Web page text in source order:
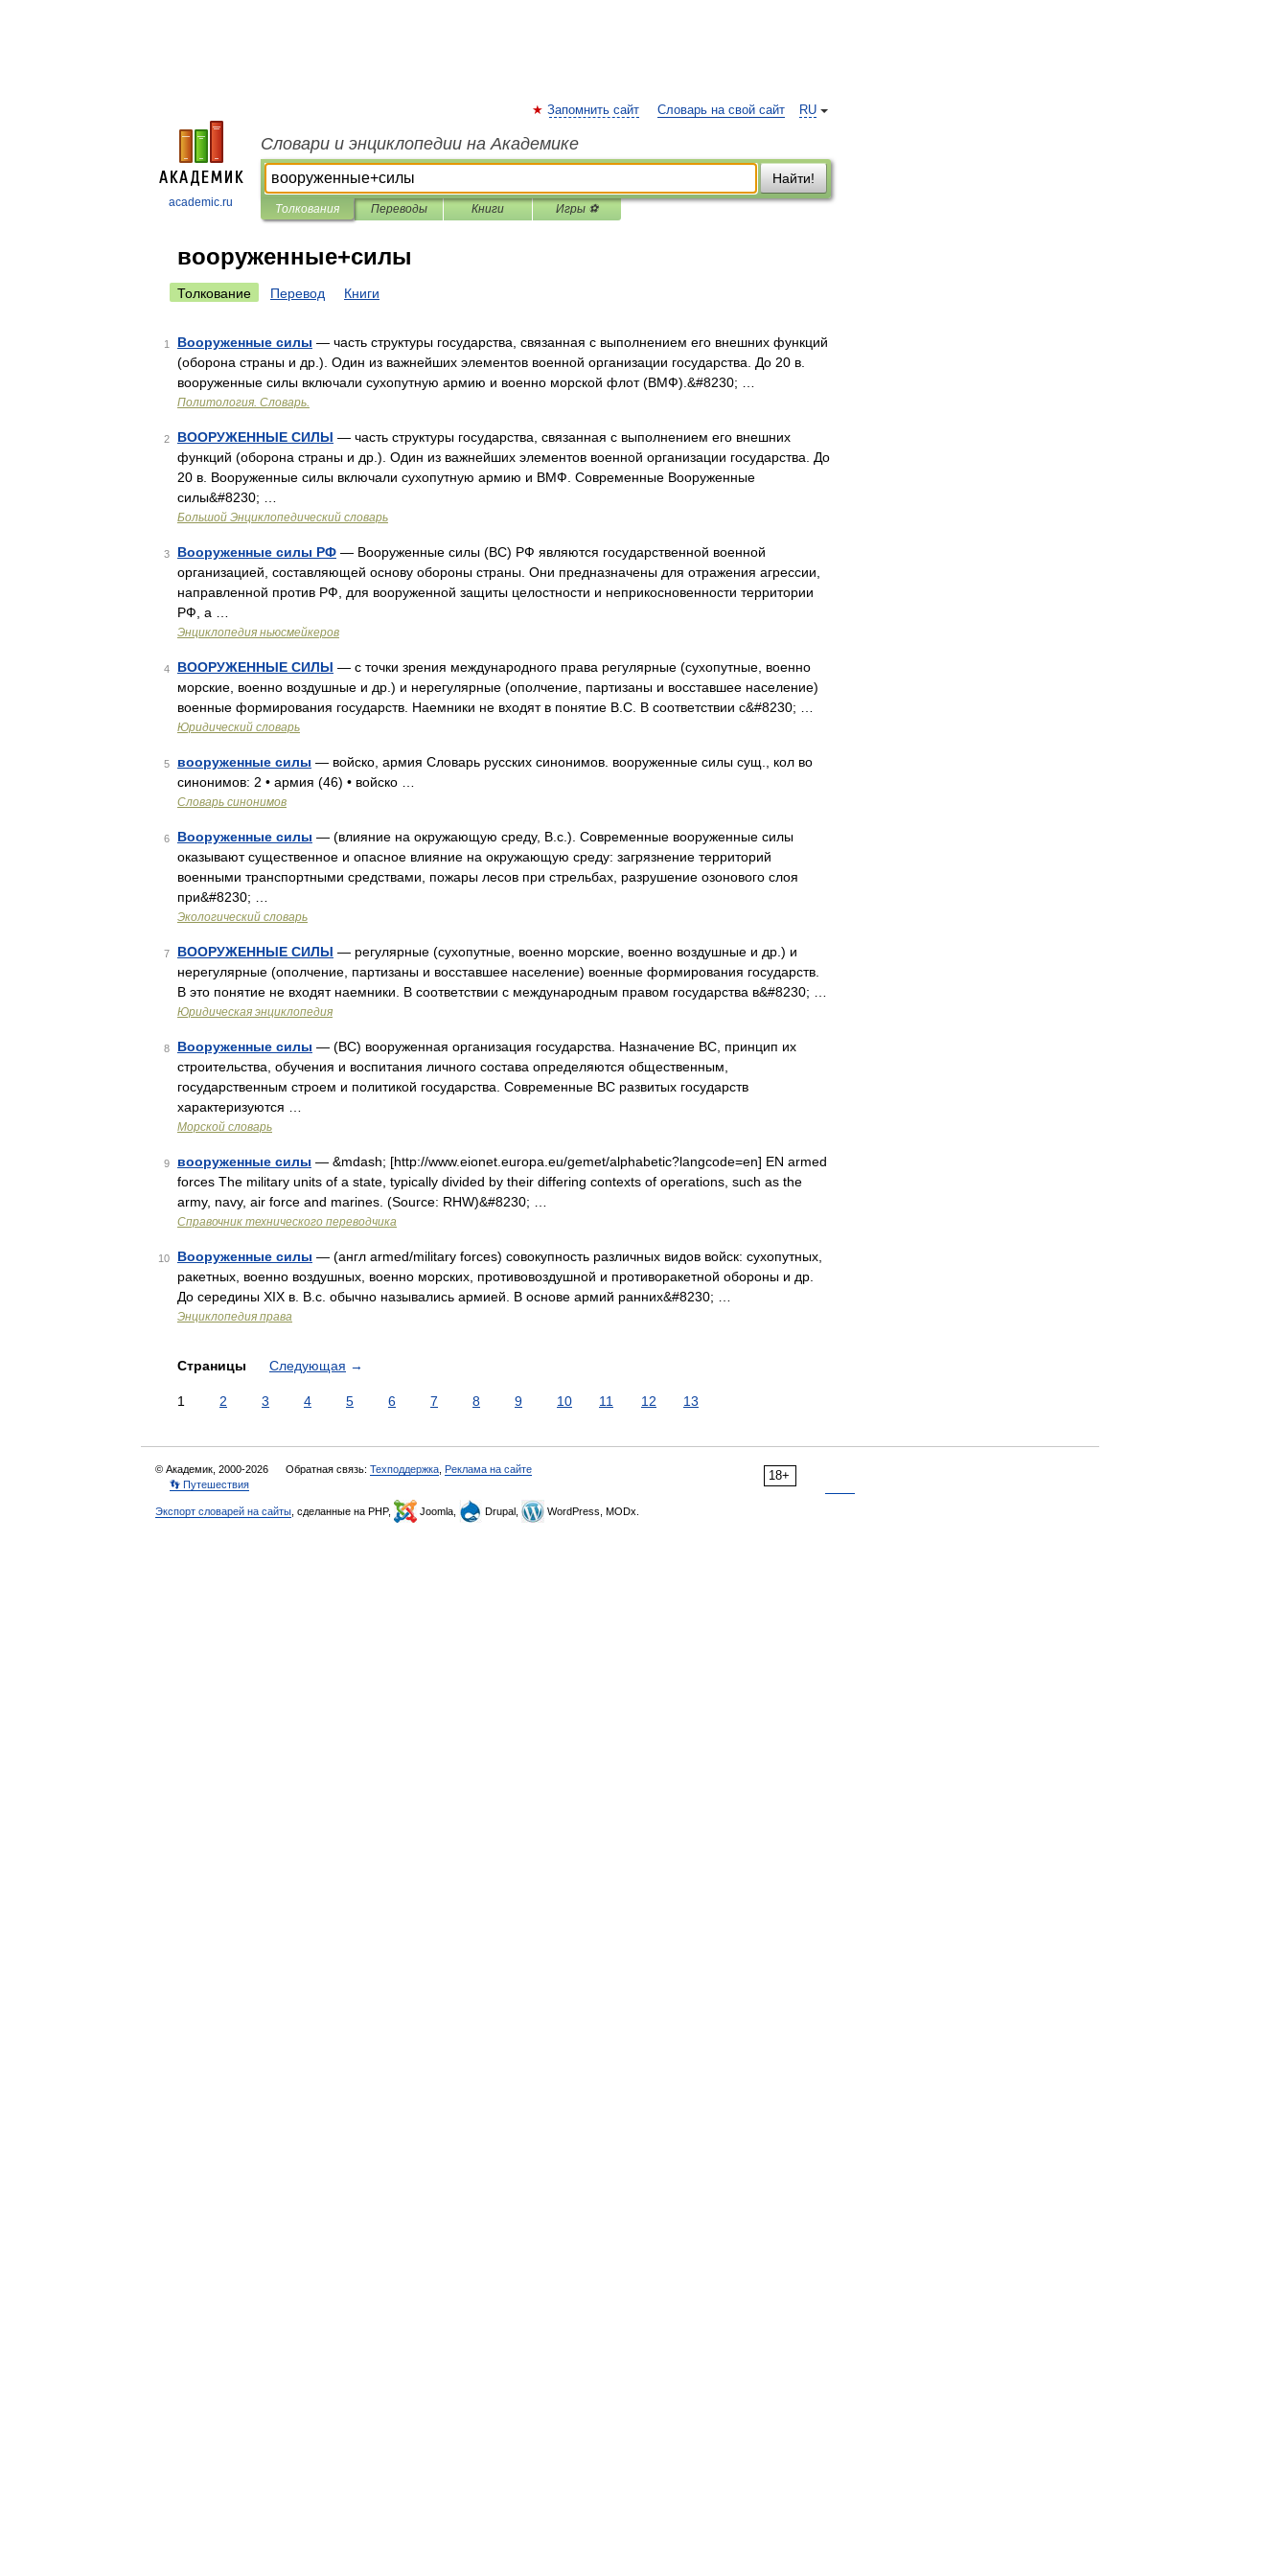
academic.ru
RU
Запомнить сайт Словарь на свой сайт
Словари и энциклопедии на Академике
Найти!
Толкования Переводы Книги Игры ⚽
вооруженные+силы
Толкование Перевод Книги
1 Вооруженные силы — часть структуры государства, связанная с выполнением его внешних функций
(оборона страны и др.). Один из важнейших элементов военной организации государства. До 20 в.
вооруженные силы включали сухопутную армию и военно морской флот (ВМФ).&#8230; …
Политология. Словарь.
2 ВООРУЖЕННЫЕ СИЛЫ — часть структуры государства, связанная с выполнением его внешних
функций (оборона страны и др.). Один из важнейших элементов военной организации государства. До
20 в. Вооруженные силы включали сухопутную армию и ВМФ. Современные Вооруженные
силы&#8230; …
Большой Энциклопедический словарь
3 Вооруженные силы РФ — Вооруженные силы (ВС) РФ являются государственной военной
организацией, составляющей основу обороны страны. Они предназначены для отражения агрессии,
направленной против РФ, для вооруженной защиты целостности и неприкосновенности территории
РФ, а …
Энциклопедия ньюсмейкеров
4 ВООРУЖЕННЫЕ СИЛЫ — с точки зрения международного права регулярные (сухопутные, военно
морские, военно воздушные и др.) и нерегулярные (ополчение, партизаны и восставшее население)
военные формирования государств. Наемники не входят в понятие B.C. В соответствии с&#8230; …
Юридический словарь
5 вооруженные силы — войско, армия Словарь русских синонимов. вооруженные силы сущ., кол во
синонимов: 2 • армия (46) • войско …
Словарь синонимов
6 Вооруженные силы — (влияние на окружающую среду, В.с.). Современные вооруженные силы
оказывают существенное и опасное влияние на окружающую среду: загрязнение территорий
военными транспортными средствами, пожары лесов при стрельбах, разрушение озонового слоя
при&#8230; …
Экологический словарь
7 ВООРУЖЕННЫЕ СИЛЫ — регулярные (сухопутные, военно морские, военно воздушные и др.) и
нерегулярные (ополчение, партизаны и восставшее население) военные формирования государств.
В это понятие не входят наемники. В соответствии с международным правом государства в&#8230; …
Юридическая энциклопедия
8 Вооруженные силы — (ВС) вооруженная организация государства. Назначение ВС, принцип их
строительства, обучения и воспитания личного состава определяются общественным,
государственным строем и политикой государства. Современные ВС развитых государств
характеризуются …
Морской словарь
9 вооруженные силы — &mdash; [http://www.eionet.europa.eu/gemet/alphabetic?langcode=en] EN armed
forces The military units of a state, typically divided by their differing contexts of operations, such as the
army, navy, air force and marines. (Source: RHW)&#8230; …
Справочник технического переводчика
10 Вооруженные силы — (англ armed/military forces) совокупность различных видов войск: сухопутных,
ракетных, военно воздушных, военно морских, противовоздушной и противоракетной обороны и др.
До середины XIX в. В.с. обычно назывались армией. В основе армий ранних&#8230; …
Энциклопедия права
Страницы Следующая →
1 2 3 4 5 6 7 8 9 10 11 12 13
18+
© Академик, 2000-2026 Обратная связь: Техподдержка Реклама на сайте
👣 Путешествия
Экспорт словарей на сайты , сделанные на PHP, Joomla, Drupal, WordPress, MODx.